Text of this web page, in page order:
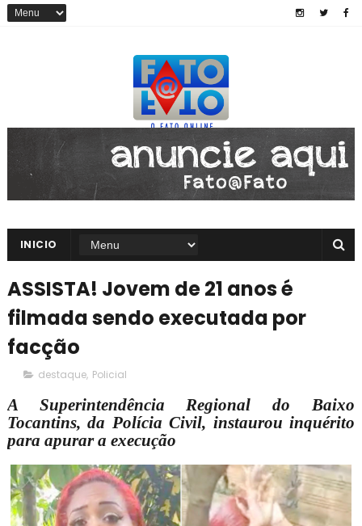
INICIO
ASSISTA! Jovem de 21 anos é
filmada sendo executada por
facção
destaque, Policial
A Superintendência Regional do Baixo
Tocantins, da Polícia Civil, instaurou inquérito
para apurar a execução